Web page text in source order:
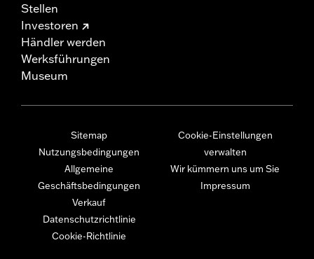
Stellen
Investoren
Händler werden
Werksführungen
Museum
Sitemap
Nutzungsbedingungen
Allgemeine
Geschäftsbedingungen
Verkauf
Datenschutzrichtlinie
Cookie-Richtlinie
Cookie-Einstellungen
verwalten
Wir kümmern uns um Sie
Impressum